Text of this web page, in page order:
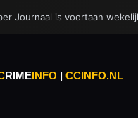
RIMEINFO | CCINFO.NL
Journaal is voortaan